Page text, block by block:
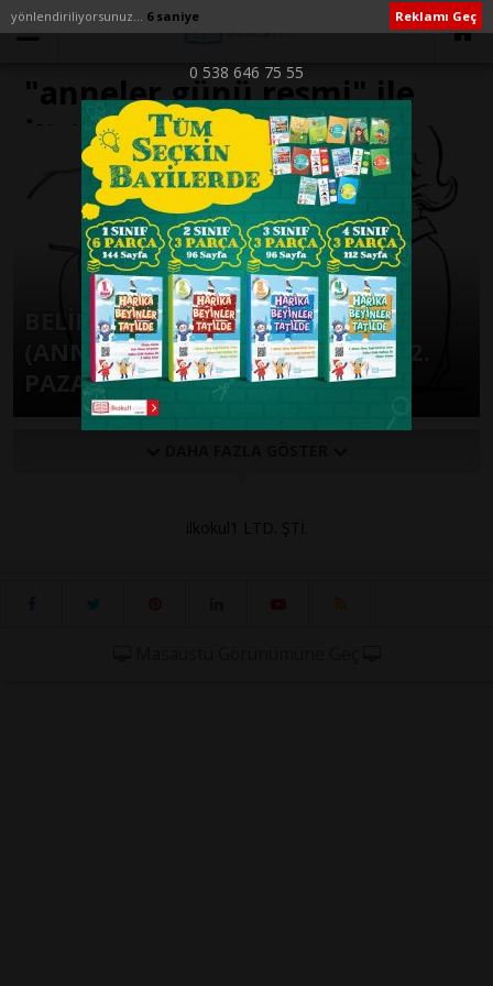
yönlendiriliyorsunuz... 6 saniye Reklamı Geç
0 538 646 75 55
"anneler günü resmi" ile
İlişikli yazılar
BELİRLİ GÜN VE HAFTALAR
(ANNELER GÜNÜ MAYIS AYININ 2.
PAZAR GÜNÜ )